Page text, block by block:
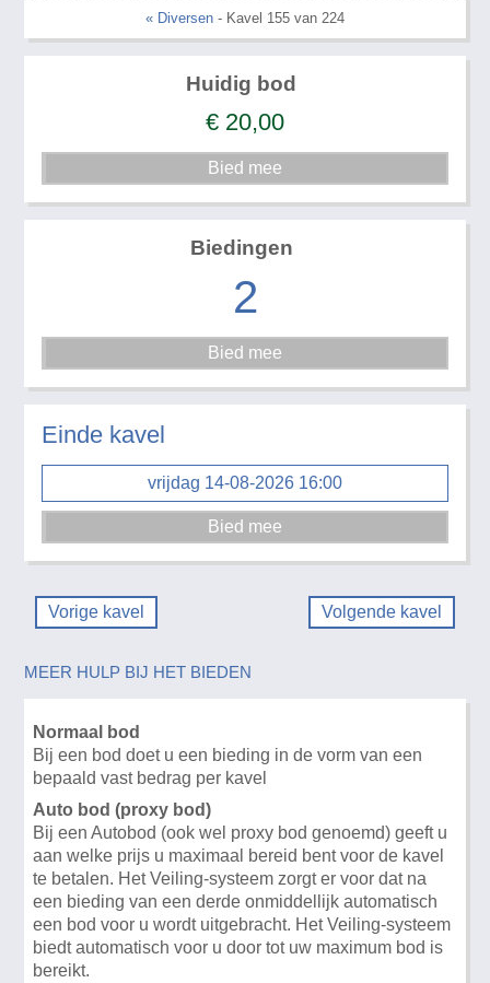
« Diversen - Kavel 155 van 224
Huidig bod
€ 20,00
Biedingen
2
Einde kavel
vrijdag 14-08-2026 16:00
Vorige kavel Volgende kavel
MEER HULP BIJ HET BIEDEN
Normaal bod
Bij een bod doet u een bieding in de vorm van een
bepaald vast bedrag per kavel
Auto bod (proxy bod)
Bij een Autobod (ook wel proxy bod genoemd) geeft u
aan welke prijs u maximaal bereid bent voor de kavel
te betalen. Het Veiling-systeem zorgt er voor dat na
een bieding van een derde onmiddellijk automatisch
een bod voor u wordt uitgebracht. Het Veiling-systeem
biedt automatisch voor u door tot uw maximum bod is
bereikt.